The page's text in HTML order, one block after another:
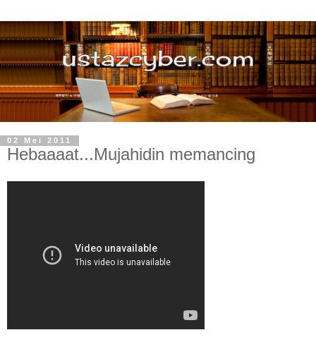
02 Mei 2011
Hebaaaat...Mujahidin memancing